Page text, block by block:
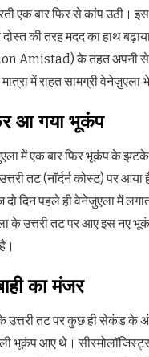
एक बार फिर से कांप उठी।
की तरह मदद का हाथ
Amistad) के तहत अपनी
में राहत सामग्री वेनेज़ुएला
आ गया भूकंप
में एक बार फिर भूकंप के
तट (नॉर्दर्न कोस्ट) पर
दिन पहले ही वेनेजुएला में
उत्तरी तट पर आए इस नए भूकंप
का मंजर
उत्तरी तट पर कुछ ही सेकंड के
भूकंप आए थे।